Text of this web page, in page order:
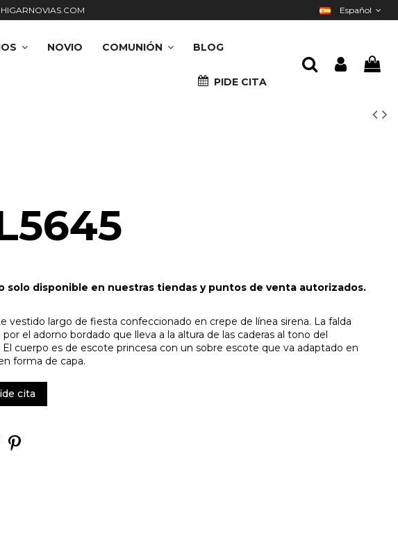
Español
NOVIO COMUNIÓN BLOG
PIDE CITA
solo disponible en nuestras tiendas y puntos de venta autorizados.
vestido largo de fiesta confeccionado en crepe de línea sirena. La falda
por el adorno bordado que lleva a la altura de las caderas al tono del
El cuerpo es de escote princesa con un sobre escote que va adaptado en
forma de capa.
cita